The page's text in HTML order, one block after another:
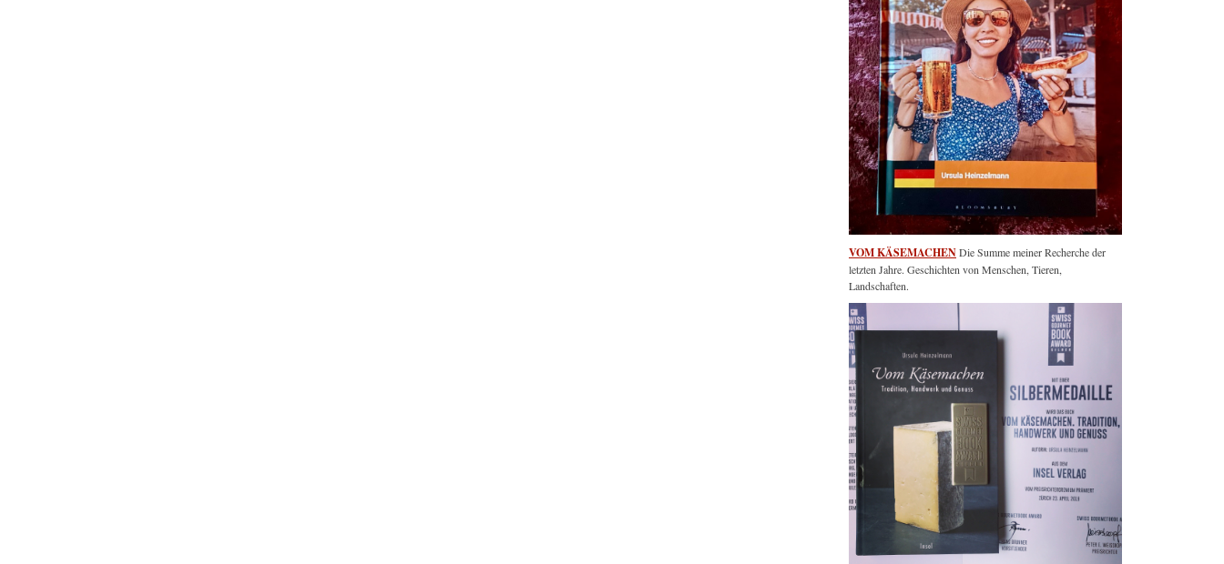
VOM KÄSEMACHENDie Summe meiner Recherche der
letzten Jahre. Geschichten von Menschen, Tieren,
Landschaften.